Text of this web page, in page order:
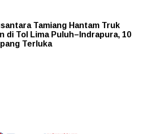
Tamiang Hantam Truk
di Tol Lima Puluh–Indrapura, 10
Terluka